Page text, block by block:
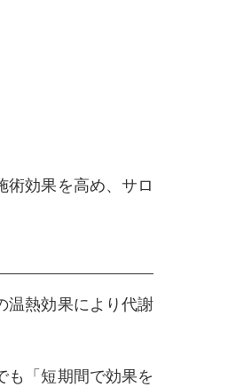
術効果を高め、サロ
温熱効果により代謝
も「短期間で効果を